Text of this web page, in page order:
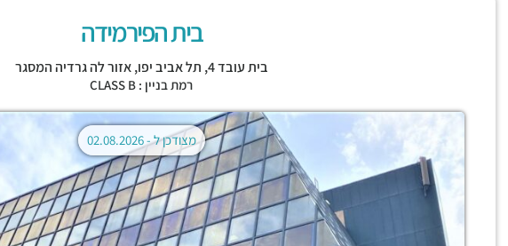
בית הפירמידה
בית עובד 4, תל אביב יפו,אזור לה גרדיה המסגר
רמת בניין : CLASS B
מצודכן ל -02.08.2026